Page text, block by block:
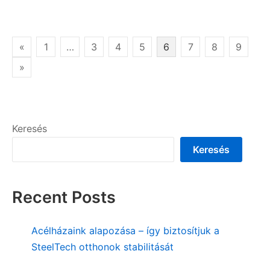
jövedelemforrás
Bejegyzések
lapozása
« 1 … 3 4 5 6 7 8
9
»
Keresés
Keresés
Recent Posts
Acélházaink alapozása – így biztosítjuk a
SteelTech otthonok stabilitását